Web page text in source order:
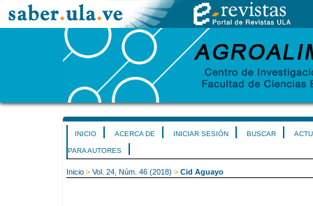
INICIO ACERCA DE INICIAR SESIÓN BUSCAR
PARA AUTORES
Inicio > Vol. 24, Núm. 46 (2018) > Cid Aguayo